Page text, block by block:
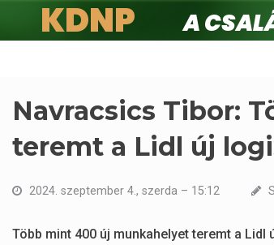
KDNP
A családokért.
Navracsics Tibor:
teremt a Lidl új
2024. szeptember 4., szerda – 15:12
Több mint 400 új munkahelyet teremt a